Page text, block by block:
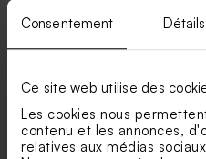
Consentement Détails
Ce site web utilise des
Les cookies nous
contenu et les annonces,
relatives aux médias